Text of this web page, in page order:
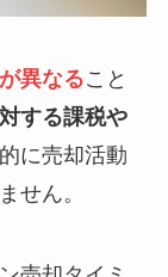
異なること
する課税や
に売却活動
せん。